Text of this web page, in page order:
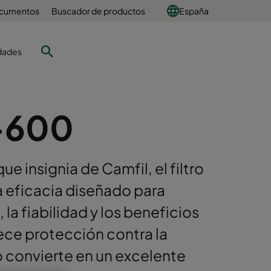
Buscador de productos España
600
insignia de Camfil, el filtro
eficacia diseñado para
la fiabilidad y los beneficios
protección contra la
convierte en un excelente